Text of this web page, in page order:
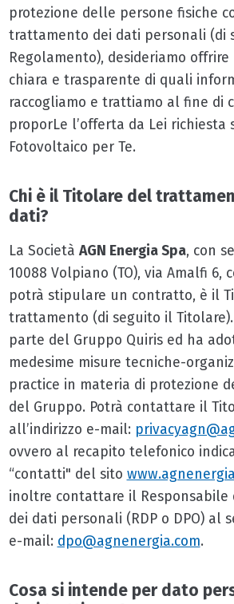
protezione delle persone fisiche
trattamento dei dati personali (di
Regolamento), desideriamo
chiara e trasparente di quali
raccogliamo e trattiamo al fine di
proporLe l’offerta da Lei
Fotovoltaico per Te.
Chi è il Titolare del
dati?
La Società AGN Energia Spa, con
10088 Volpiano (TO), via Amalfi 6,
potrà stipulare un contratto, è il
trattamento (di seguito il Titolare).
parte del Gruppo Quiris ed ha
medesime misure tecniche-
practice in materia di protezione
del Gruppo. Potrà contattare il
all’indirizzo e-mail:
ovvero al recapito telefonico
“contatti" del sito
inoltre contattare il Responsabile
dei dati personali (RDP o DPO) al
e-mail: dpo@agnenergia.com.
Cosa si intende per dato